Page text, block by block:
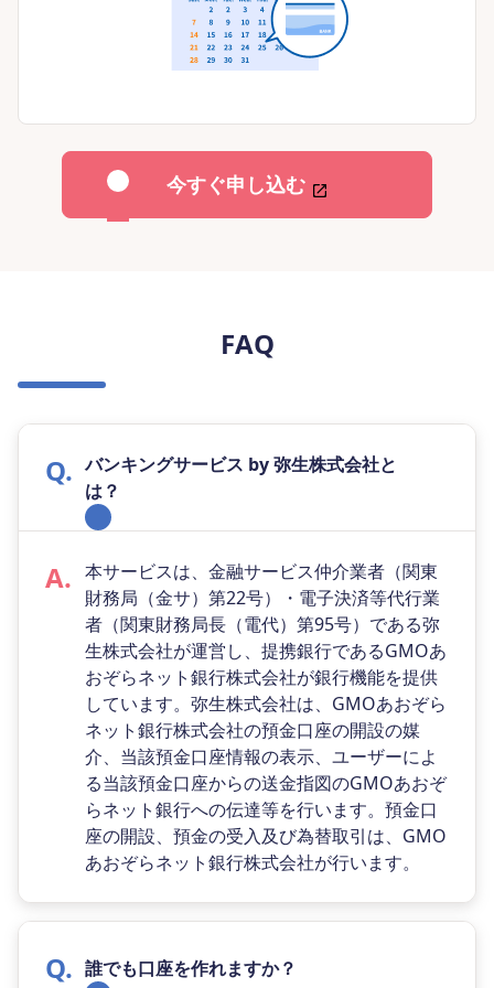
今すぐ申し込む
FAQ
バンキングサービス by 弥生株式会社と
は？
本サービスは、金融サービス仲介業者（関東
財務局（金サ）第22号）・電子決済等代行業
者（関東財務局長（電代）第95号）である弥
生株式会社が運営し、提携銀行であるGMOあ
おぞらネット銀行株式会社が銀行機能を提供
しています。弥生株式会社は、GMOあおぞら
ネット銀行株式会社の預金口座の開設の媒
介、当該預金口座情報の表示、ユーザーによ
る当該預金口座からの送金指図のGMOあおぞ
らネット銀行への伝達等を行います。預金口
座の開設、預金の受入及び為替取引は、GMO
あおぞらネット銀行株式会社が行います。
誰でも口座を作れますか？